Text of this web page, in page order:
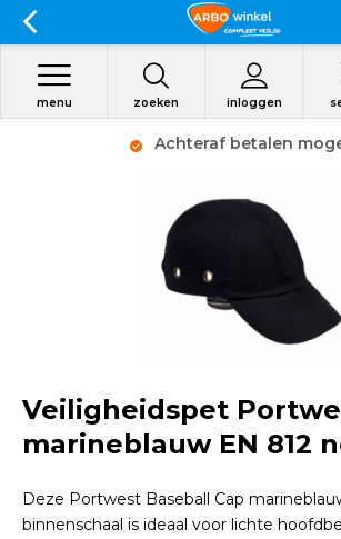
zoeken inloggen
menu
Achteraf betalen
Veiligheidspet
marineblauw EN 812
Deze Portwest Baseball Cap
binnenschaal is ideaal voor lichte